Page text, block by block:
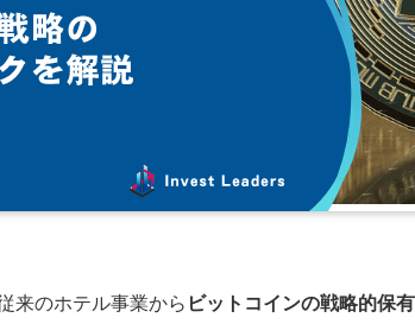
来のホテル事業から ビットコインの戦略的保有